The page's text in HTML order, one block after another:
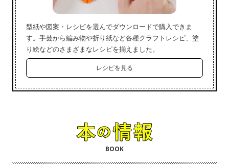
型紙や図案・レシピを選んでダウンロードで購入できま
す。手芸から編み物や折り紙など各種クラフトレシピ、塗
り絵などのさまざまなレシピを揃えました。
レシピを見る
BOOK